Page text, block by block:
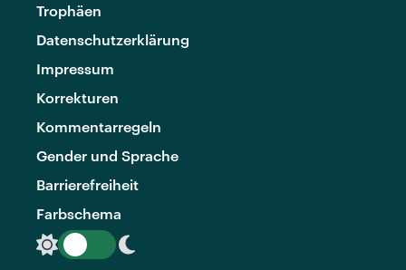
Trophäen
Datenschutzerklärung
Impressum
Korrekturen
Kommentarregeln
Gender und Sprache
Barrierefreiheit
Farbschema